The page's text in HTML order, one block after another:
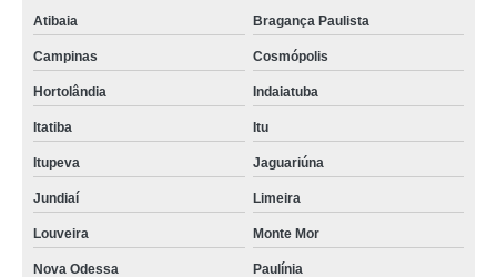
Atibaia Bragança Paulista
Campinas Cosmópolis
Hortolândia Indaiatuba
Itatiba Itu
Itupeva Jaguariúna
Jundiaí Limeira
Louveira Monte Mor
Nova Odessa Paulínia